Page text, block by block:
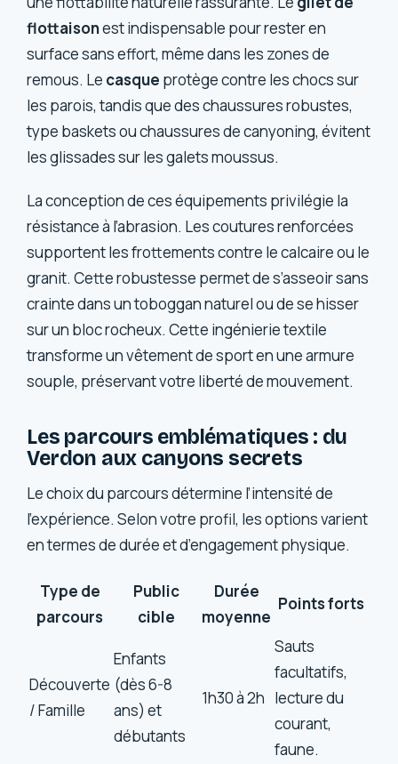
flottaisonest indispensable pour rester en
surface sans effort, même dans les zones de
remous. Le casque protège contre les chocs sur
les parois, tandis que des chaussures robustes,
type baskets ou chaussures de canyoning, évitent
les glissades sur les galets moussus.
La conception de ces équipements privilégie la
résistance à l’abrasion. Les coutures renforcées
supportent les frottements contre le calcaire ou le
granit. Cette robustesse permet de s’asseoir sans
crainte dans un toboggan naturel ou de se hisser
sur un bloc rocheux. Cette ingénierie textile
transforme un vêtement de sport en une armure
souple, préservant votre liberté de mouvement.
Les parcours emblématiques : du
Verdon aux canyons secrets
Le choix du parcours détermine l’intensité de
l’expérience. Selon votre profil, les options varient
en termes de durée et d’engagement physique.
Type de
parcours
Public
cible
Durée
moyenne
Points forts
Découverte
/ Famille
Enfants
(dès 6-8
ans) et
débutants
1h30 à 2h
Sauts
facultatifs,
lecture du
courant,
faune.